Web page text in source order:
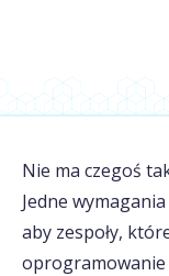
Nie ma czegoś
Jedne
aby zespoły,
oprogramowanie